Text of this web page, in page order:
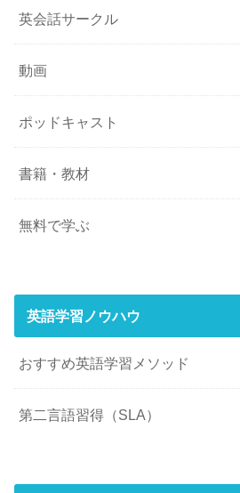
英会話サークル
動画
ポッドキャスト
書籍・教材
無料で学ぶ
英語学習ノウハウ
おすすめ英語学習メソッド
第二言語習得（SLA）